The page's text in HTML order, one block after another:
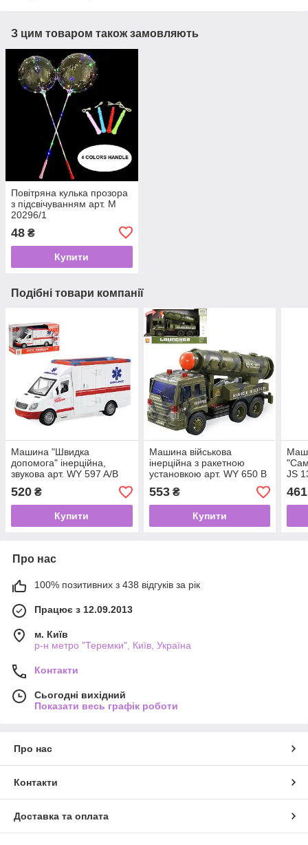
З цим товаром також замовляють
Повітряна кулька прозора
з підсвічуванням арт. М
20296/1
48 ₴
Купити
Подібні товари компанії
Машина "Швидка
допомога" інерційна,
звукова арт. WY 597 A/B
520 ₴
Купити
Машина військова
інерційна з ракетною
установкою арт. WY 650 B
553₴
Купити
JS
461
Про нас
100% позитивних з 438 відгуків за рік
Працює з 12.09.2013
м. Київ
р-н метро "Теремки", Київ, Україна
Контакти
Сьогодні вихідний
Показати весь графік роботи
Про нас
Контакти
Доставка та оплата